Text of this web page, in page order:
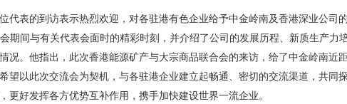
代表的到访表示热烈欢迎，对各驻港有色企业给予中金岭南及香港深业公司
期间与有关代表会面时的精彩时刻，并介绍了公司的发展历程、新质生产力
况。他指出，此次香港能源矿产与大宗商品联合会的来访，给了中金岭南近
望以此次交流会为契机，与各驻港企业建立起畅通、密切的交流渠道，共同
更好发挥各方优势互补作用，携手加快建设世界一流企业。